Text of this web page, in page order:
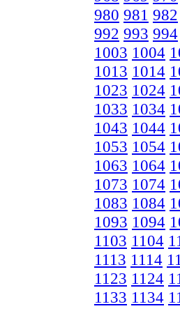
980 981 982
992 993 994
1003 1004
1013 1014
1023 1024
1033 1034
1043 1044
1053 1054
1063 1064
1073 1074
1083 1084
1093 1094
1103 1104
1113 1114
1123 1124
1133 1134